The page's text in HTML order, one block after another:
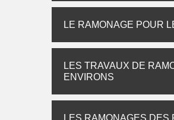
LE RAMONAGE POUR
LES TRAVAUX DE
ENVIRONS
LES RAMONAGES DES